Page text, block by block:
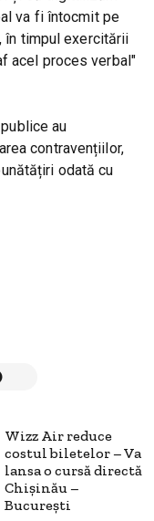
va fi întocmit pe
în timpul exercitării
acel proces verbal"
au
contravențiilor,
odată cu
Wizz Air reduce
costul biletelor – Va
lansa o cursă directă
Chișinău –
București